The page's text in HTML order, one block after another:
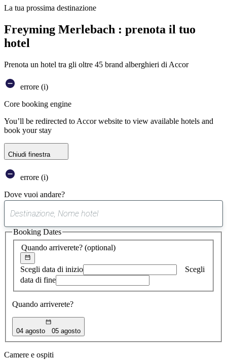
La tua prossima destinazione
Freyming Merlebach : prenota il tuo
hotel
Prenota un hotel tra gli oltre 45 brand alberghieri di Accor
errore (i)
Core booking engine
You’ll be redirected to Accor website to view available hotels and
book your stay
Chiudi finestra
errore (i)
Dove vuoi andare?
suggerimento
trovato
Quando arriverete? (optional)
Scegli data di inizio
Scegli
data di fine
Quando arriverete?
04 agosto 05 agosto
Booking Dates
Camere e ospiti